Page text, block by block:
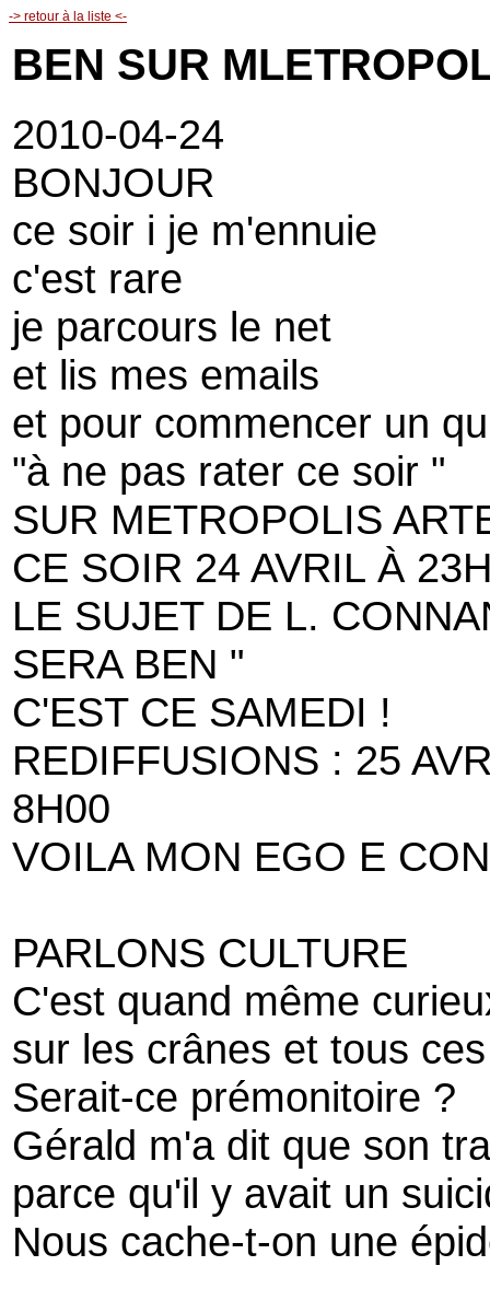
-> retour à la liste <-
BEN SUR
2010-04-24
BONJOUR
ce soir i je m'ennuie
c'est rare
je parcours le net
et lis mes emails
et pour commencer un
"à ne pas rater ce soir "
SUR METROPOLIS
CE SOIR 24 AVRIL À
LE SUJET DE L.
SERA BEN "
C'EST CE SAMEDI !
REDIFFUSIONS : 25
8H00
VOILA MON EGO E
PARLONS CULTURE
C'est quand même
sur les crânes et tous
Serait-ce prémonitoire ?
Gérald m'a dit que son
parce qu'il y avait un
Nous cache-t-on une